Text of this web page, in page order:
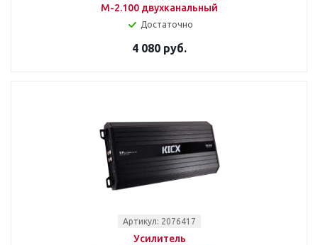
M-2.100 двухканальный
Достаточно
4 080 руб.
Артикул: 2076417
Усилитель